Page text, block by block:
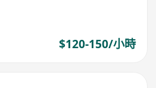
$120-150/小時